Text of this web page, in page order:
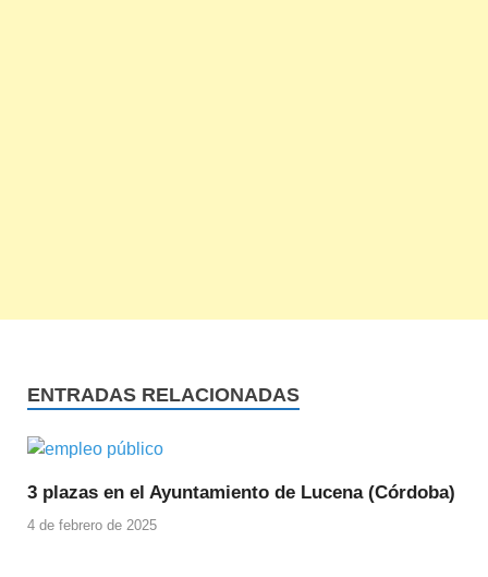
ENTRADAS RELACIONADAS
3 plazas en el Ayuntamiento de Lucena (Córdoba)
4 de febrero de 2025